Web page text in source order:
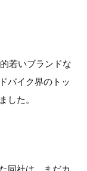
若いブランドな
バイク界のトッ
した。